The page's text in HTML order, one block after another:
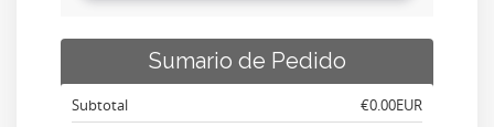
Sumario de Pedido
Subtotal ‎€0.00EUR